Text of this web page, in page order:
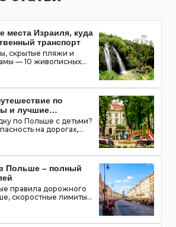
места Израиля, куда
транспорт
скрытые пляжи и
— 10 живописных
по
и лучшие
по Польше с детьми?
на дорогах,
для путешествия
Польше – полный
правила дорожного
скоростные лимиты,
в
штрафов для